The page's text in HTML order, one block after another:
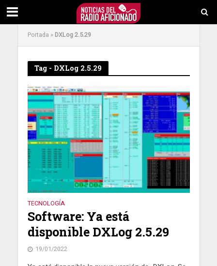
Portada » DXLog 2.5.29
Tag - DXLog 2.5.29
TECNOLOGÍA
Software: Ya está
disponible DXLog 2.5.29
19/01/2022